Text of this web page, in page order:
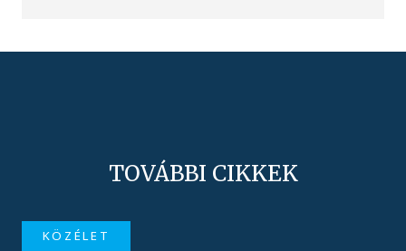
TOVÁBBI CIKKEK
KÖZÉLET